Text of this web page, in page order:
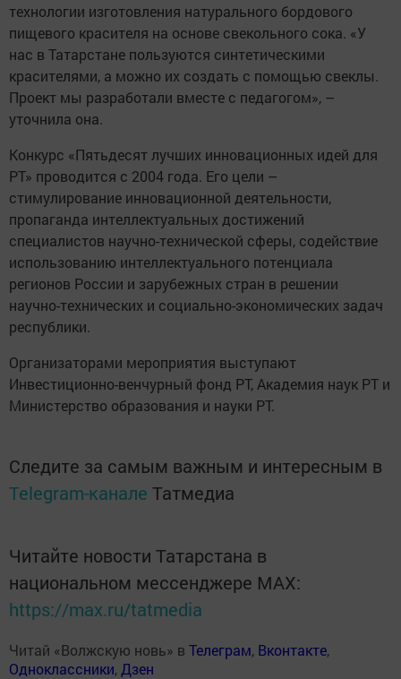
технологии изготовления натурального бордового
пищевого красителя на основе свекольного сока. «У
нас в Татарстане пользуются синтетическими
красителями, а можно их создать с помощью свеклы.
Проект мы разработали вместе с педагогом», –
уточнила она.
Конкурс «Пятьдесят лучших инновационных идей для
РТ» проводится с 2004 года. Его цели –
стимулирование инновационной деятельности,
пропаганда интеллектуальных достижений
специалистов научно-технической сферы, содействие
использованию интеллектуального потенциала
регионов России и зарубежных стран в решении
научно-технических и социально-экономических задач
республики.
Организаторами мероприятия выступают
Инвестиционно-венчурный фонд РТ, Академия наук РТ и
Министерство образования и науки РТ.
Следите за самым важным и интересным в
Telegram-канале Татмедиа
Читайте новости Татарстана в
национальном мессенджере MАХ:
https://max.ru/tatmedia
Читай «Волжскую новь» в Телеграм, Вконтакте,
Одноклассники, Дзен